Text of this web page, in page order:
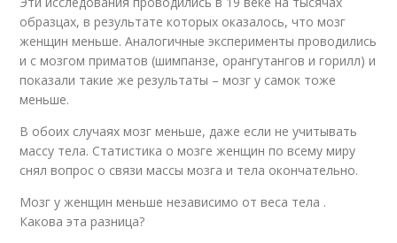
образцах, в результате которых оказалось, что мозг
женщин меньше. Аналогичные эксперименты проводились
и с мозгом приматов (шимпанзе, орангутангов и горилл) и
показали такие же результаты – мозг у самок тоже
меньше.
В обоих случаях мозг меньше, даже если не учитывать
массу тела. Статистика о мозге женщин по всему миру
снял вопрос о связи массы мозга и тела окончательно.
Мозг у женщин меньше независимо от веса тела .
Какова эта разница?